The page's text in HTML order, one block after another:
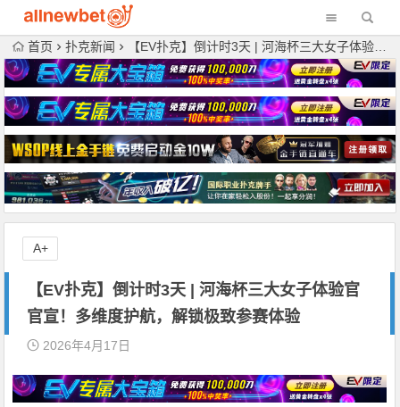
首页 扑克新闻 【EV扑克】倒计时3天 | 河海杯三大女子体验官官宣！多维度护航，解锁极致参赛体验
【EV扑克】倒计时3天 | 河海杯三大女子体验官
官宣！多维度护航，解锁极致参赛体验
2026年4月17日
A+